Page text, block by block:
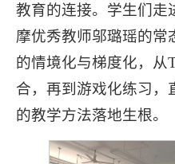
教育的连接。学生们走
摩优秀教师邬璐瑶的常
的情境化与梯度化，从
合，再到游戏化练习，
的教学方法落地生根。